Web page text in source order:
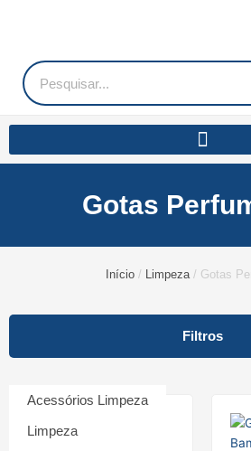
conteúdoPesquisar
Gotas
Início / Limpeza/ Gotas
Filtros
Acessórios Limpeza
Limpeza